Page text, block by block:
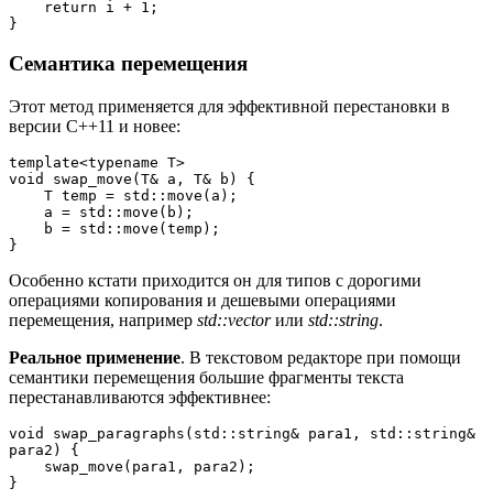
    return i + 1;
}
Семантика перемещения
Этот метод применяется для эффективной перестановки в
версии C++11 и новее:
template<typename T>
void swap_move(T& a, T& b) {
    T temp = std::move(a);
    a = std::move(b);
    b = std::move(temp);
}
Особенно кстати приходится он для типов с дорогими
операциями копирования и дешевыми операциями
перемещения, например std::vectorили std::string.
Реальное применение. В текстовом редакторе при помощи
семантики перемещения большие фрагменты текста
перестанавливаются эффективнее:
void swap_paragraphs(std::string& para1, std::string&
para2) {
    swap_move(para1, para2);
}